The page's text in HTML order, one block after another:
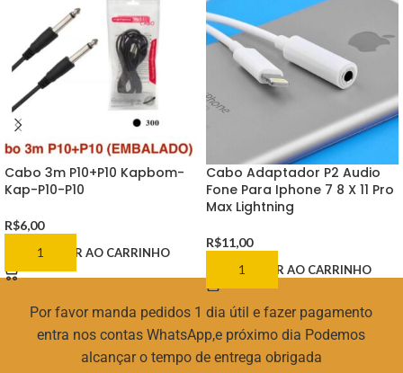
Cabo 3m P10+P10 Kapbom-
Kap-P10-P10
R$6,00
ADICIONAR AO CARRINHO
Cabo Adaptador P2 Audio
Fone Para Iphone 7 8 X 11 Pro
Max Lightning
R$11,00
ADICIONAR AO CARRINHO
Por favor manda pedidos 1 dia útil e fazer pagamento
entra nos contas WhatsApp,e próximo dia Podemos
alcançar o tempo de entrega obrigada